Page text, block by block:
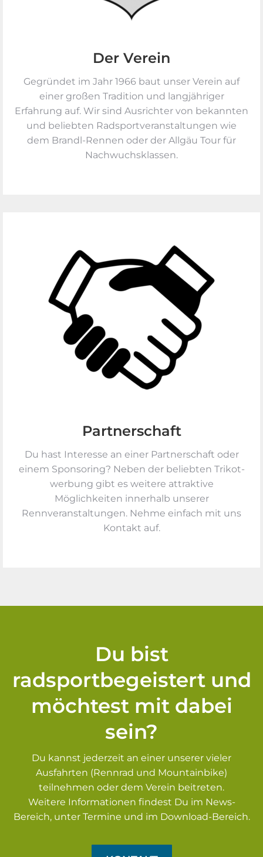
Der Verein
Gegründet im Jahr 1966 baut unser Verein auf
einer großen Tradition und langjähriger
Erfahrung auf. Wir sind Ausrichter von bekannten
und beliebten Radsportveranstaltungen wie
dem Brandl-Rennen oder der Allgäu Tour für
Nachwuchsklassen.
Partnerschaft
Du hast Interesse an einer Partner­schaft oder
einem Sponsoring? Neben der beliebten Trikot­
werbung gibt es weitere attraktive
Möglichkeiten innerhalb unserer
Rennveranstaltungen. Nehme einfach mit uns
Kontakt auf.
Du bist
radsportbegeistert und
möchtest mit dabei
sein?
Du kannst jederzeit an einer unserer vieler
Ausfahrten (Rennrad und Mountainbike)
teilnehmen oder dem Verein beitreten.
Weitere Informationen findest Du im News-
Bereich, unter Termine und im Download-Bereich.